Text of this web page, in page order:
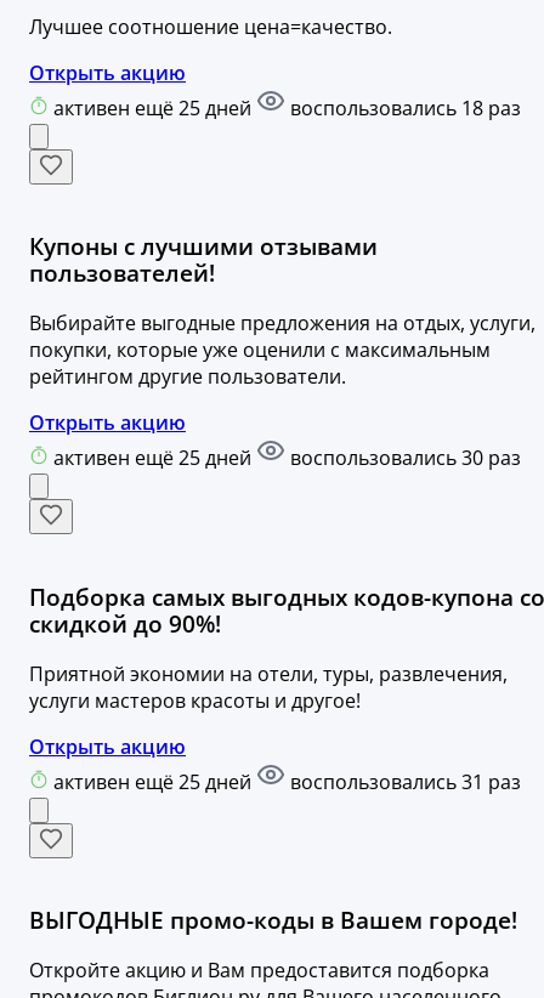
Лучшее соотношение цена=качество.
Открыть акцию
активен ещё 25 дней
воспользовались 18 раз
Купоны с лучшими отзывами
пользователей!
Выбирайте выгодные предложения на отдых, услуги,
покупки, которые уже оценили с максимальным
рейтингом другие пользователи.
Открыть акцию
активен ещё 25 дней
воспользовались 30 раз
Подборка самых выгодных кодов-купона со
скидкой до 90%!
Приятной экономии на отели, туры, развлечения,
услуги мастеров красоты и другое!
Открыть акцию
активен ещё 25 дней
воспользовались 31 раз
ВЫГОДНЫЕ промо-коды в Вашем городе!
Откройте акцию и Вам предоставится подборка